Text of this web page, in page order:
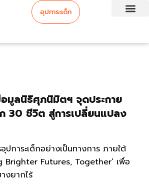
อุปการะเด็ก
มูลนิธิศุภนิมิตฯ จุดประกาย
ก 30 ชีวิต สู่การเปลี่ยนแปลง
ปการะเด็กอย่างเป็นทางการ ภายใต้
Brighter Futures, Together’ เพื่อ
งยากไร้